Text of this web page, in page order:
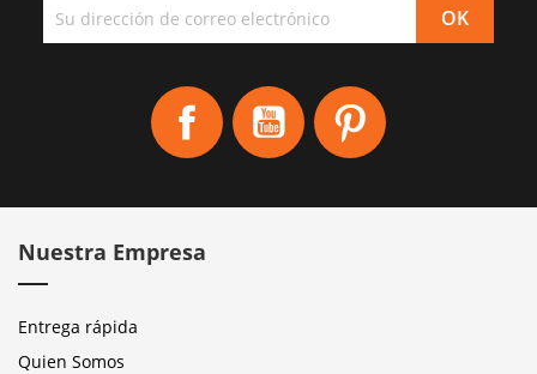
Facebook YouTube
Nuestra Empresa
Entrega rápida
Quien Somos